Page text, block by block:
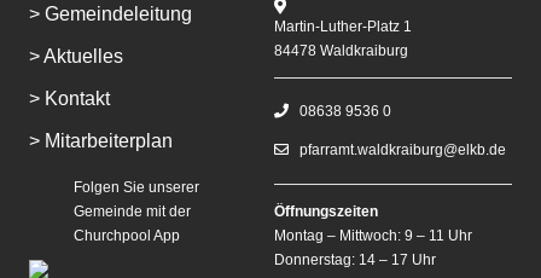
> Gemeindeleitung
> Aktuelles
> Kontakt
> Mitarbeiterplan
Folgen Sie unserer
Gemeinde mit der
Churchpool App
Martin-Luther-Platz 1
84478 Waldkraiburg
08638 9536 0
pfarramt.waldkraiburg@elkb.de
Öffnungszeiten
Montag – Mittwoch: 9 – 11 Uhr
Donnerstag: 14 – 17 Uhr